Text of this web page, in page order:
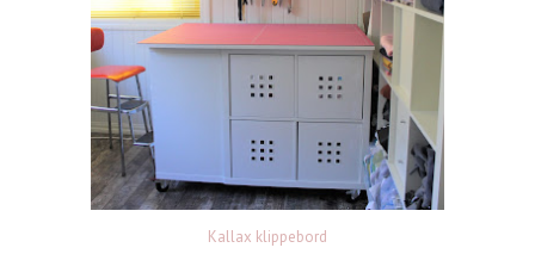
Kallax klippebord